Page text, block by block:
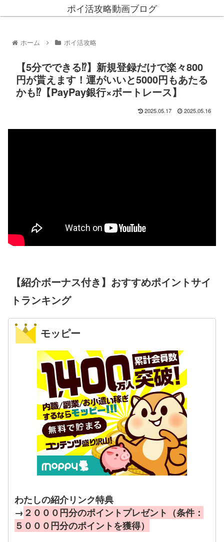
ポイ活攻略動画ブログ
ホーム ポイ活攻略
【5分でできる⁉】新規登録だけで楽々800
円が貰えます！運がいいと5000円もあたる
かも⁉【PayPay銀行×ボートレース】
2025.05.17 2025.05.16
【紹介ボーナス付き】おすすめポイントサイ
トランキング
モッピー
わたしの紹介リンク特典
→ ２０００円分のポイントプレゼント（条件：
５０００円分のポイントを獲得）